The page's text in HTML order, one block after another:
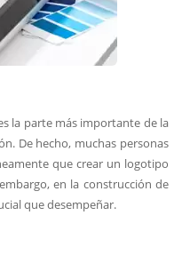
la parte más importante de la
De hecho, muchas personas
que crear un logotipo
en la construcción de
que desempeñar.